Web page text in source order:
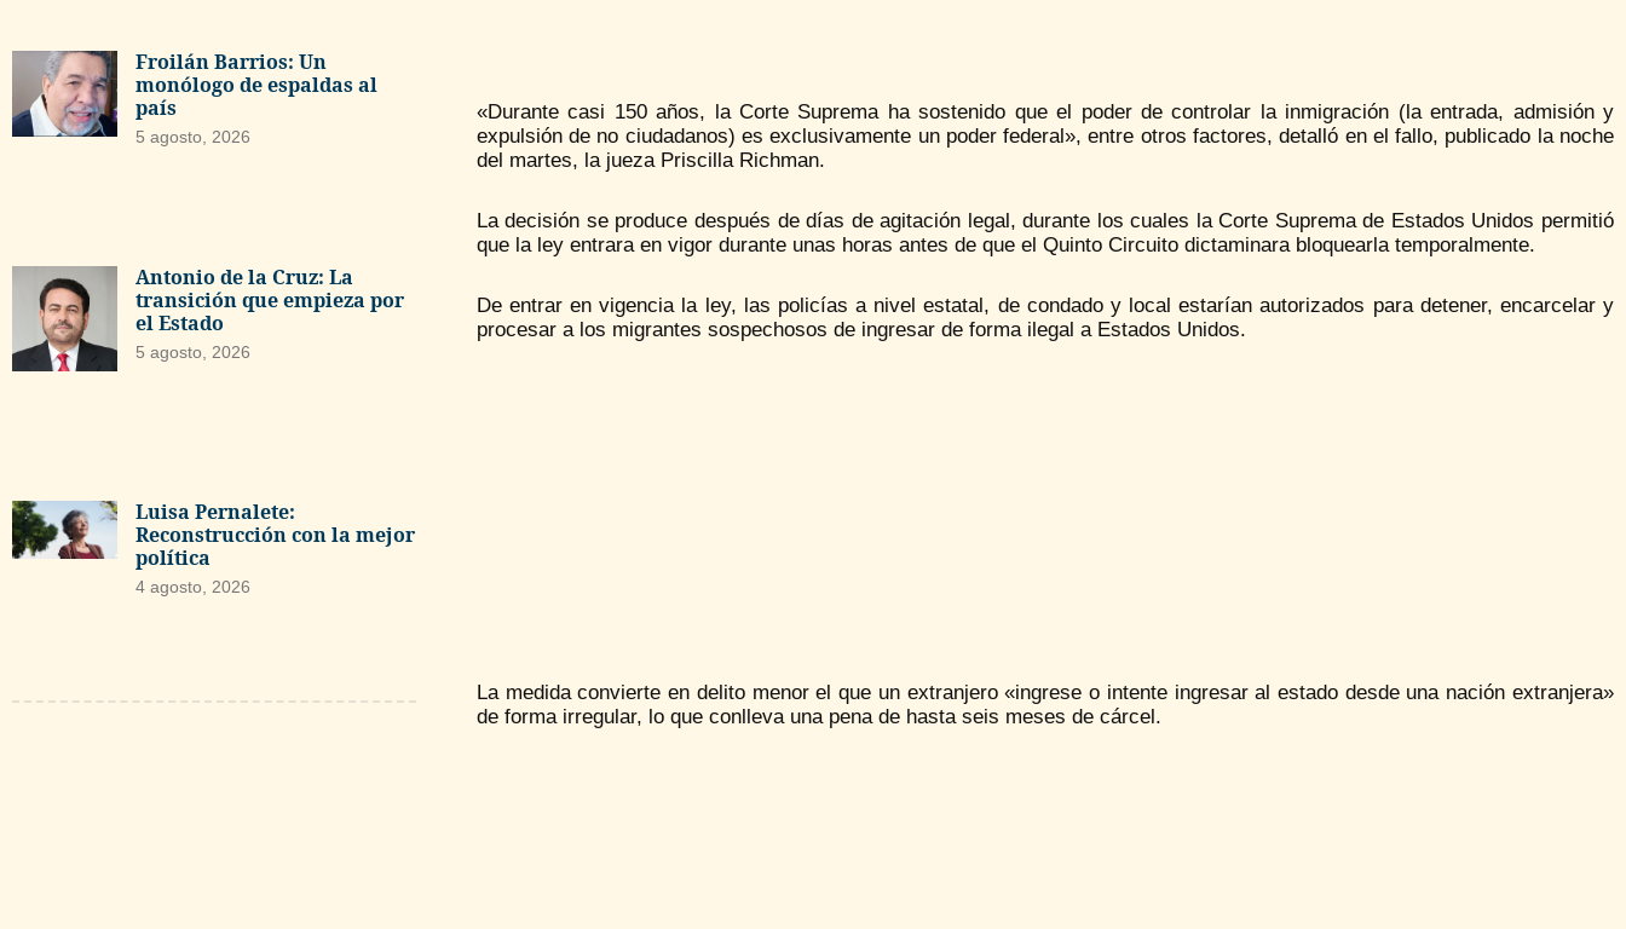
Froilán Barrios: Un
monólogo de espaldas al
país
5 agosto, 2026
Antonio de la Cruz: La
transición que empieza por
el Estado
5 agosto, 2026
Luisa Pernalete:
Reconstrucción con la mejor
política
4 agosto, 2026
«Durante casi 150 años, la Corte Suprema ha sostenido que el poder de controlar la inmigración (la entrada, admisión y
expulsión de no ciudadanos) es exclusivamente un poder federal», entre otros factores, detalló en el fallo, publicado la noche
del martes, la jueza Priscilla Richman.
La decisión se produce después de días de agitación legal, durante los cuales la Corte Suprema de Estados Unidos permitió
que la ley entrara en vigor durante unas horas antes de que el Quinto Circuito dictaminara bloquearla temporalmente.
De entrar en vigencia la ley, las policías a nivel estatal, de condado y local estarían autorizados para detener, encarcelar y
procesar a los migrantes sospechosos de ingresar de forma ilegal a Estados Unidos.
La medida convierte en delito menor el que un extranjero «ingrese o intente ingresar al estado desde una nación extranjera»
de forma irregular, lo que conlleva una pena de hasta seis meses de cárcel.